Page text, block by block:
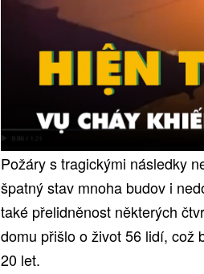
Požáry s tragickými následky
špatný stav mnoha budov i
také přelidněnost některých
domu přišlo o život 56 lidí, což
20 let.